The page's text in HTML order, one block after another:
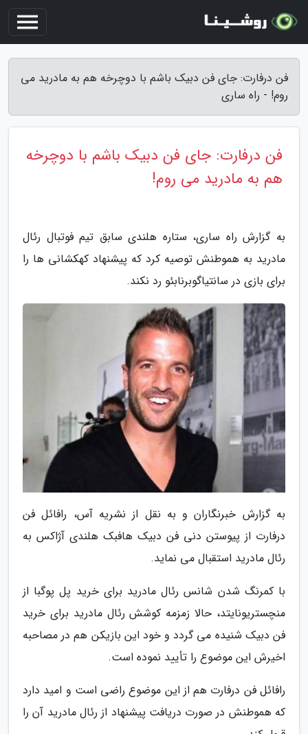
فن درفارت: جای فن دبیک باشم با دوچرخه هم به مادرید می
روم! - راه ساری
فن درفارت: جای فن دبیک باشم با دوچرخه
هم به مادرید می روم!
به گزارش راه ساری، ستاره هلندی سابق تیم فوتبال رئال
مادرید به هموطنش توصیه کرد که پیشنهاد کهکشانی ها را
برای بازی در سانتیاگوبرنابئو رد نکند.
به گزارش خبرنگاران و به نقل از نشریه آس، رافائل فن
درفارت از پیوستن دنی فن دبیک هافبک هلندی آژاکس به
رئال مادرید استقبال می نماید.
با کمرنگ شدن شانس رئال مادرید برای خرید پل پوگبا از
منچستریونایتد، حالا زمزمه کوشش رئال مادرید برای خرید
فن دبیک شنیده می گردد و خود این بازیکن هم در مصاحبه
اخیرش این موضوع را تأیید نموده است.
رافائل فن درفارت هم از این موضوع راضی است و امید دارد
که هموطنش در صورت دریافت پیشنهاد از رئال مادرید آن را